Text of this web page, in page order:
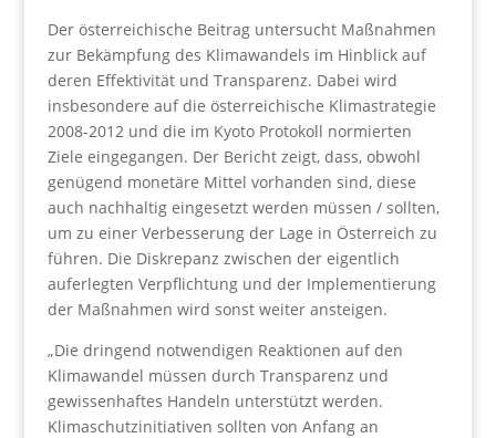
Der österreichische Beitrag untersucht Maßnahmen
zur Bekämpfung des Klimawandels im Hinblick auf
deren Effektivität und Transparenz. Dabei wird
insbesondere auf die österreichische Klimastrategie
2008-2012 und die im Kyoto Protokoll normierten
Ziele eingegangen. Der Bericht zeigt, dass, obwohl
genügend monetäre Mittel vorhanden sind, diese
auch nachhaltig eingesetzt werden müssen / sollten,
um zu einer Verbesserung der Lage in Österreich zu
führen. Die Diskrepanz zwischen der eigentlich
auferlegten Verpflichtung und der Implementierung
der Maßnahmen wird sonst weiter ansteigen.
„Die dringend notwendigen Reaktionen auf den
Klimawandel müssen durch Transparenz und
gewissenhaftes Handeln unterstützt werden.
Klimaschutzinitiativen sollten von Anfang an